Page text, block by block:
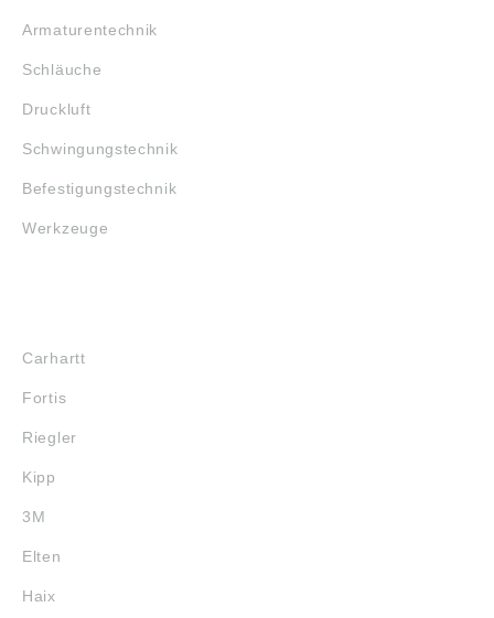
Armaturentechnik
Schläuche
Druckluft
Schwingungstechnik
Befestigungstechnik
Werkzeuge
Carhartt
Fortis
Riegler
Kipp
3M
Elten
Haix